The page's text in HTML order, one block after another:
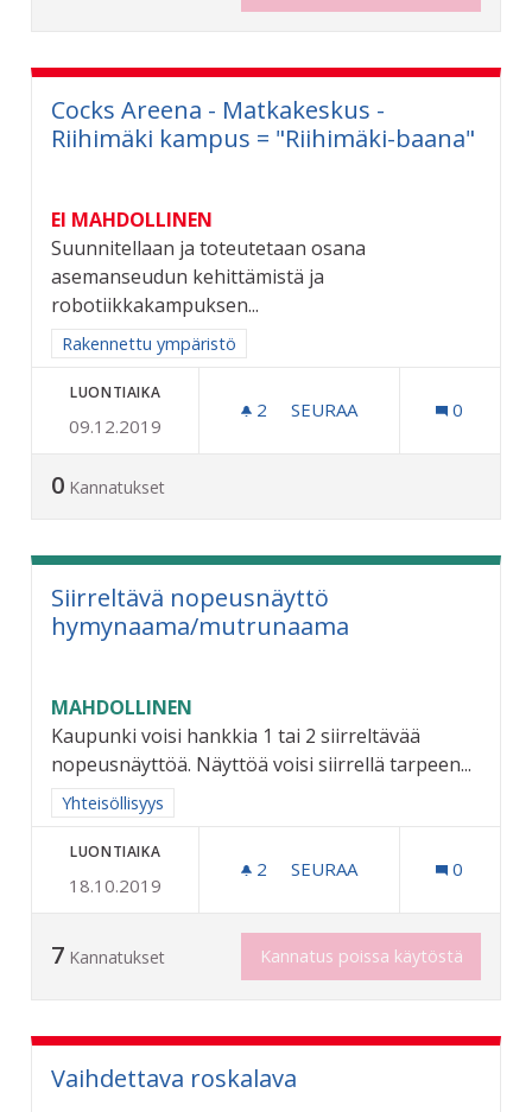
Cocks Areena - Matkakeskus -
Riihimäki kampus = "Riihimäki-baana"
EI MAHDOLLINEN
Suunnitellaan ja toteutetaan osana
asemanseudun kehittämistä ja
robotiikkakampuksen...
Rajaa tulokset aihepiirin mukaan: Rakennettu ympäristö
Rakennettu ympäristö
LUONTIAIKA
09.12.2019
2 2 SEURAAJAA
SEURAA 0
0 Kannatukset
Siirreltävä nopeusnäyttö
hymynaama/mutrunaama
MAHDOLLINEN
Kaupunki voisi hankkia 1 tai 2 siirreltävää
nopeusnäyttöä. Näyttöä voisi siirrellä tarpeen...
Rajaa tulokset aihepiirin mukaan: Yhteisöllisyys
Yhteisöllisyys
LUONTIAIKA
18.10.2019
2 2 SEURAAJAA
SEURAA 0
7 Kannatukset Kannatus poissa käytöstä
Vaihdettava roskalava